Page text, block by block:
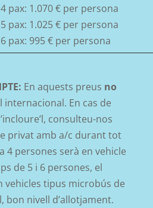
4 pax: 1.070 € per persona
5 pax: 1.025 € per persona
6 pax: 995 € per persona
En aquests preus no
internacional. En cas de
consulteu-nos
privat amb a/c durant tot
4 persones serà en vehicle
de 5 i 6 persones, el
vehicles tipus microbús de
bon nivell d’allotjament.